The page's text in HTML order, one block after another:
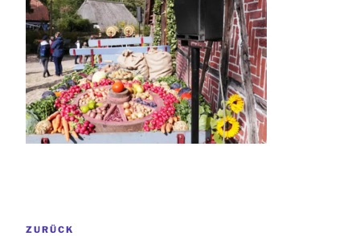
Vorheriger
ZURÜCK